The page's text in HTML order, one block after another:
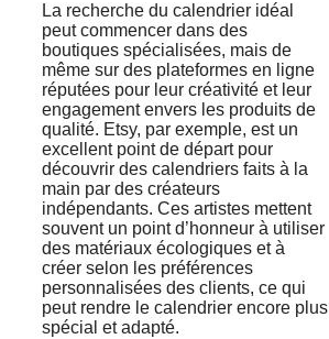
La recherche du calendrier idéal
peut commencer dans des
boutiques spécialisées, mais de
même sur des plateformes en ligne
réputées pour leur créativité et leur
engagement envers les produits de
qualité. Etsy, par exemple, est un
excellent point de départ pour
découvrir des calendriers faits à la
main par des créateurs
indépendants. Ces artistes mettent
souvent un point d’honneur à utiliser
des matériaux écologiques et à
créer selon les préférences
personnalisées des clients, ce qui
peut rendre le calendrier encore plus
spécial et adapté.